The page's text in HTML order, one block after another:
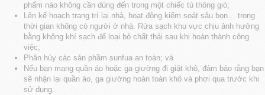
phẩm nào không cần dùng đến trong một chiếc tủ thông gió;
Lên kế hoạch trang trí lại nhà, hoạt động kiểm soát sâu bọn… trong
thời gian không có người ở nhà. Rửa sạch khu vực chịu ảnh hưởng
bằng không khí sạch để loại bỏ chất thải sau khi hoàn thành công
việc;
Phân hủy các sản phầm sunfua an toàn; và
Nếu bạn mang quần áo hoặc ga giường đi giặt khô, đảm bảo rằng bạn
sẽ nhận lại quần áo, ga giường hoàn toàn khô và phơi qua trước khi
sử dụng.